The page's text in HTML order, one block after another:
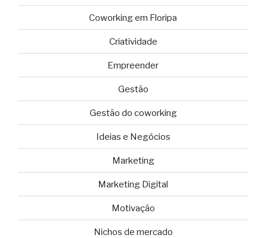
Coworking em Floripa
Criatividade
Empreender
Gestão
Gestão do coworking
Ideias e Negócios
Marketing
Marketing Digital
Motivação
Nichos de mercado